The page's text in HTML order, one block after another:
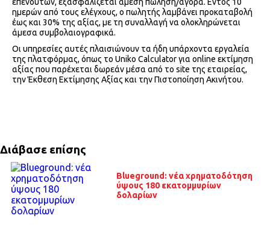
ημερών από τους ελέγχους, ο πωλητής λαμβάνει προκαταβολή
έως και 30% της αξίας, με τη συναλλαγή να ολοκληρώνεται
άμεσα συμβολαιογραφικά.
Οι υπηρεσίες αυτές πλαισιώνουν τα ήδη υπάρχοντα εργαλεία
της πλατφόρμας, όπως το Uniko Calculator για online εκτίμηση
αξίας που παρέχεται δωρεάν μέσα από το site της εταιρείας,
την Έκθεση Εκτίμησης Αξίας και την Πιστοποίηση Ακινήτου.
Διάβασε επίσης
Blueground: νέα χρηματοδότηση
ύψους 180 εκατομμυρίων
δολαρίων